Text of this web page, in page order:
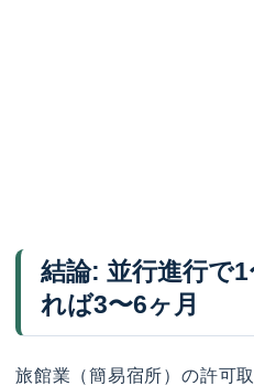
結論: 並行進行で
れば3〜6ヶ月
旅館業（簡易宿所）の許可